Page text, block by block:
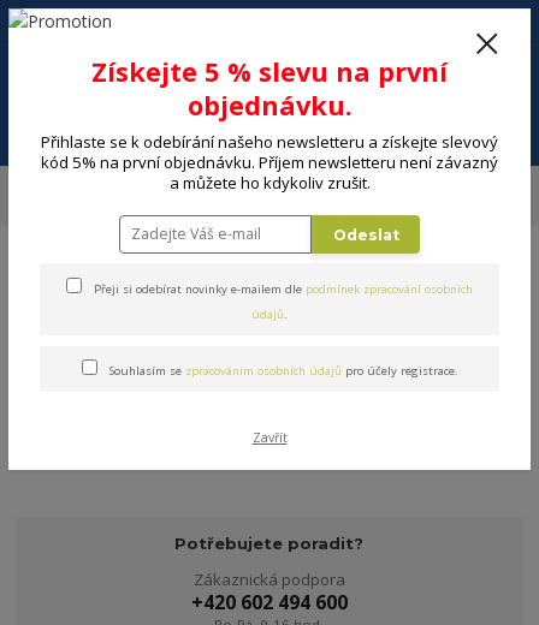
+420 602 494 600
Telefony, GPS, wearables
Mobilní telefony
Ochranné sklo
V této kategorii nebylo nalezeno žádné zboží.
Potřebujete poradit?
Zákaznická podpora
+420 602 494 600
Získejte 5 % slevu na první
objednávku.
Přihlaste se k odebírání našeho newsletteru a získejte slevový
kód 5% na první objednávku. Příjem newsletteru není závazný
a můžete ho kdykoliv zrušit.
Odeslat
Přeji si odebírat novinky e-mailem dle podmínek zpracování osobních
údajů.
Souhlasím se zpracováním osobních údajů pro účely registrace.
Zavřít